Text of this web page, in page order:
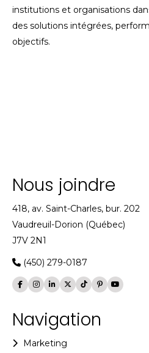
institutions et organisations
des solutions intégrées,
objectifs.
Nous joindre
418, av. Saint-Charles, bur. 202
Vaudreuil-Dorion (Québec)
J7V 2N1
(450) 279-0187
Navigation
Marketing